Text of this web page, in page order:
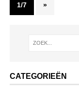
1/7 »
CATEGORIEËN